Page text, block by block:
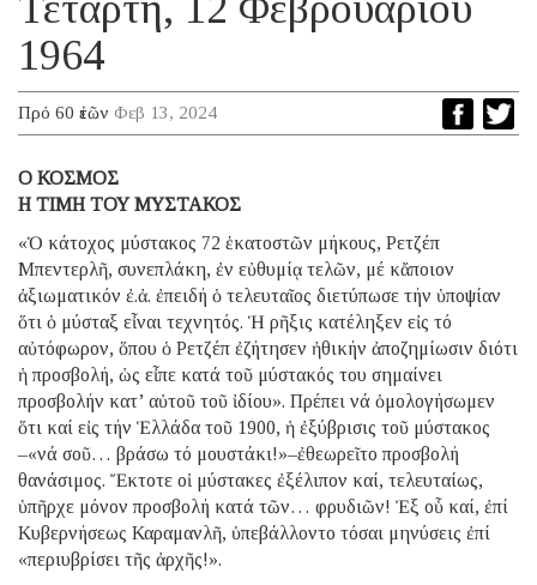
1964
Πρό 60 ἐτῶν Φεβ 13, 2024
Ο ΚΟΣΜΟΣ
Η ΤΙΜΗ ΤΟΥ ΜΥΣΤΑΚΟΣ
«Ὁ κάτοχος μύστακος 72 ἑκατοστῶν μήκους, Ρετζέπ
Μπεντερλῆ, συνεπλάκη, ἐν εὐθυμίᾳ τελῶν, μέ κἄποιον
ἀξιωματικόν ἐ.ἀ. ἐπειδή ὁ τελευταῖος διετύπωσε τήν ὑποψίαν
ὅτι ὁ μύσταξ εἶναι τεχνητός. Ἡ ρῆξις κατέληξεν εἰς τό
αὐτόφωρον, ὅπου ὁ Ρετζέπ ἐζήτησεν ἠθικήν ἀποζημίωσιν διότι
ἡ προσβολή, ὡς εἶπε κατά τοῦ μύστακός του σημαίνει
προσβολήν κατ’ αὐτοῦ τοῦ ἰδίου». Πρέπει νά ὁμολογήσωμεν
ὅτι καί εἰς τήν Ἑλλάδα τοῦ 1900, ἡ ἐξύβρισις τοῦ μύστακος
–«νά σοῦ… βράσω τό μουστάκι!»–ἐθεωρεῖτο προσβολή
θανάσιμος. Ἔκτοτε οἱ μύστακες ἐξέλιπον καί, τελευταίως,
ὑπῆρχε μόνον προσβολή κατά τῶν… φρυδιῶν! Ἐξ οὗ καί, ἐπί
Κυβερνήσεως Καραμανλῆ, ὑπεβάλλοντο τόσαι μηνύσεις ἐπί
«περιυβρίσει τῆς ἀρχῆς!».